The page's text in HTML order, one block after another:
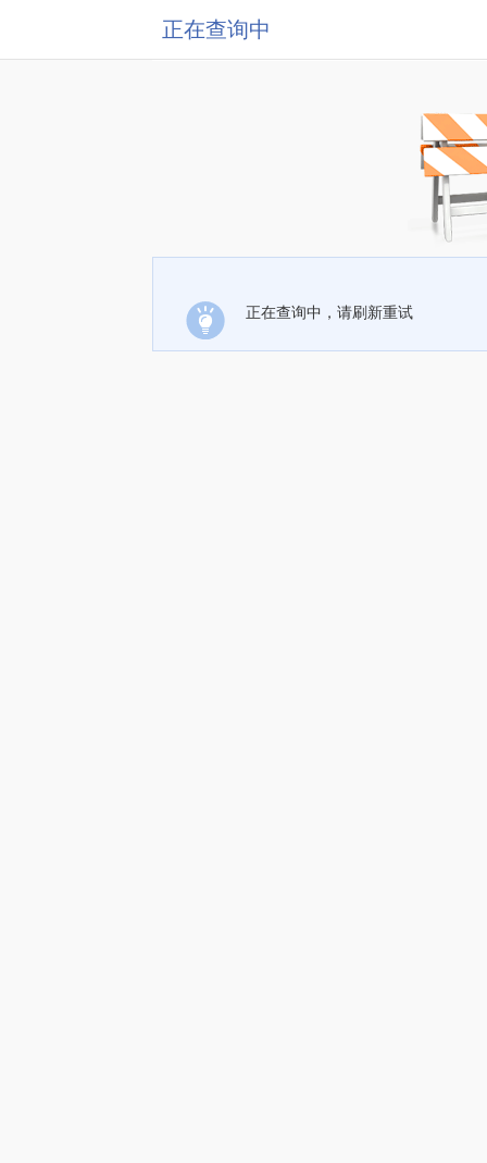
正在查询中
正在查询中，请刷新重试